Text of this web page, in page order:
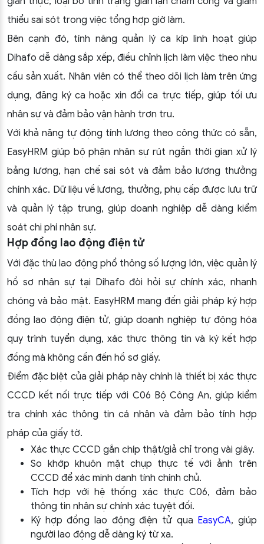
thiểu sai sót trong việc tổng hợp giờ làm.
Bên cạnh đó, tính năng quản lý ca kíp linh hoạt giúp
Dihafo dễ dàng sắp xếp, điều chỉnh lịch làm việc theo nhu
cầu sản xuất. Nhân viên có thể theo dõi lịch làm trên ứng
dụng, đăng ký ca hoặc xin đổi ca trực tiếp, giúp tối ưu
nhân sự và đảm bảo vận hành trơn tru.
Với khả năng tự động tính lương theo công thức có sẵn,
EasyHRM giúp bộ phận nhân sự rút ngắn thời gian xử lý
bảng lương, hạn chế sai sót và đảm bảo lương thưởng
chính xác. Dữ liệu về lương, thưởng, phụ cấp được lưu trữ
và quản lý tập trung, giúp doanh nghiệp dễ dàng kiểm
soát chi phí nhân sự.
Hợp đồng lao động điện tử
Với đặc thù lao động phổ thông số lượng lớn, việc quản lý
hồ sơ nhân sự tại Dihafo đòi hỏi sự chính xác, nhanh
chóng và bảo mật. EasyHRM mang đến giải pháp ký hợp
đồng lao động điện tử, giúp doanh nghiệp tự động hóa
quy trình tuyển dụng, xác thực thông tin và ký kết hợp
đồng mà không cần đến hồ sơ giấy.
Điểm đặc biệt của giải pháp này chính là thiết bị xác thực
CCCD kết nối trực tiếp với C06 Bộ Công An, giúp kiểm
tra chính xác thông tin cá nhân và đảm bảo tính hợp
pháp của giấy tờ.
Xác thực CCCD gắn chíp thật/giả chỉ trong vài giây.
So khớp khuôn mặt chụp thực tế với ảnh trên
CCCD để xác minh danh tính chính chủ.
Tích hợp với hệ thống xác thực C06, đảm bảo
thông tin nhân sự chính xác tuyệt đối.
Ký hợp đồng lao động điện tử qua EasyCA, giúp
người lao động dễ dàng ký từ xa.